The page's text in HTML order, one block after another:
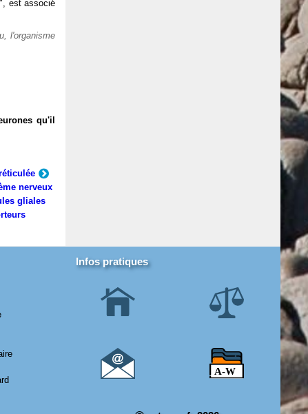
est associé
l'organisme
qu'il
nerveux
gliales
Infos pratiques